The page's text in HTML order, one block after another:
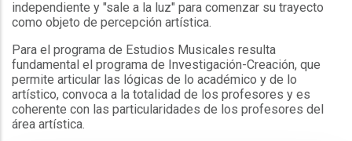
independiente y "sale a la luz" para comenzar su trayecto
como objeto de percepción artística.
Para el programa de Estudios Musicales resulta
fundamental el programa de Investigación-Creación, que
permite articular las lógicas de lo académico y de lo
artístico, convoca a la totalidad de los profesores y es
coherente con las particularidades de los profesores del
área artística.